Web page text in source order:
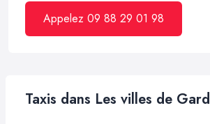
Appelez 09 88 29 01 98
Taxis dans Les villes de Gard